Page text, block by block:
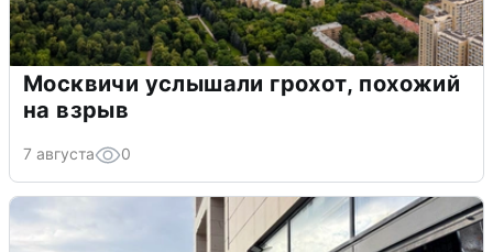
Москвичи услышали грохот, похожий
на взрыв
7 августа 0